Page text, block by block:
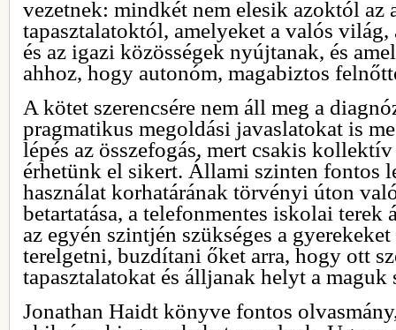
vezetnek: mindkét nem elesik azoktól az
tapasztalatoktól, amelyeket a valós
és az igazi közösségek nyújtanak, és
ahhoz, hogy autonóm, magabiztos
A kötet szerencsére nem áll meg a
pragmatikus megoldási javaslatokat is
lépés az összefogás, mert csakis
érhetünk el sikert. Állami szinten fontos
használat korhatárának törvényi úton
betartatása, a telefonmentes iskolai terek
az egyén szintjén szükséges a
terelgetni, buzdítani őket arra, hogy ott
tapasztalatokat és álljanak helyt a maguk
Jonathan Haidt könyve fontos